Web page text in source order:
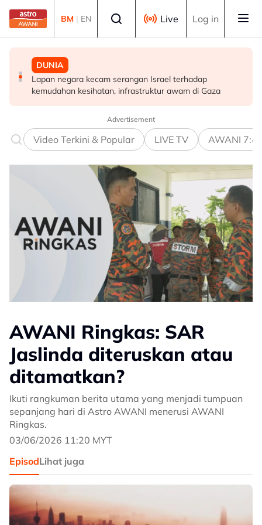
Skip to main content
BM | EN Live Log in
MALAYSIA
Takut bersuara boleh jejas usaha banteras rasuah -
Syed Ahmad Idid
DUNIA
Lapan negara kecam serangan Israel terhadap
kemudahan kesihatan, infrastruktur awam di Gaza
MALAYSIA
Transformasi organisasi bermula dengan pekerja, bukan
ukuran prestasi
Advertisement
Video Terkini & Popular LIVE TV AWANI
AWANI Ringkas: SAR
Jaslinda diteruskan atau
ditamatkan?
Ikuti rangkuman berita utama yang menjadi tumpuan
sepanjang hari di Astro AWANI menerusi AWANI
Ringkas.
03/06/2026 11:20 MYT
EpisodLihat juga